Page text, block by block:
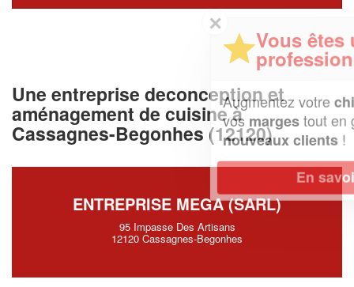
Une entreprise deconception et
aménagement de cuisine à
Cassagnes-Begonhes (12120)
ENTREPRISE MEGA (SARL)
95 Impasse Des Artisans
12120 Cassagnes-Begonhes
Vous êtes un
professionnel ?
Augmentez votrechiffre d'affaireset
vosmargestout en gagnant de
nouveaux clients!